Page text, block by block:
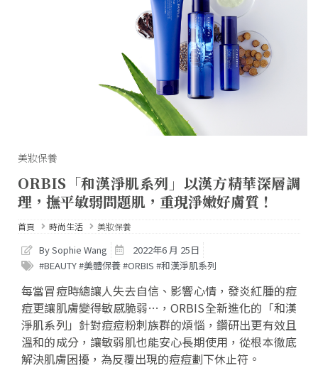
美妝保養
ORBIS「和漢淨肌系列」以漢方精華深層調
理，撫平敏弱問題肌，重現淨嫩好膚質！
首頁 時尚生活 美妝保養
By Sophie Wang
2022年6 月 25日
#BEAUTY #美體保養 #ORBIS #和漢淨肌系列
每當冒痘時總讓人失去自信、影響心情，發炎紅腫的痘
痘更讓肌膚變得敏感脆弱…，ORBIS全新進化的「和漢
淨肌系列」針對痘痘粉刺族群的煩惱，鑽研出更有效且
溫和的成分，讓敏弱肌也能安心長期使用，從根本徹底
解決肌膚困擾，為反覆出現的痘痘劃下休止符。